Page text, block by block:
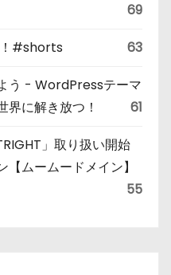
69
！#shorts 63
う - WordPressテーマ
界に解き放つ！
61
」取り扱い開始
ムームードメイン】
55